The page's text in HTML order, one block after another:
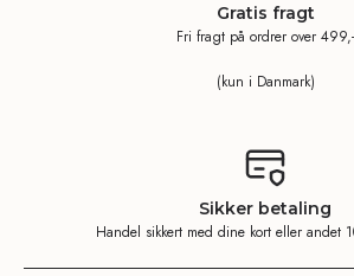
Gratis fragt
Fri fragt på ordrer over 499,-
(kun i Danmark)
Sikker betaling
Handel sikkert med dine kort eller andet